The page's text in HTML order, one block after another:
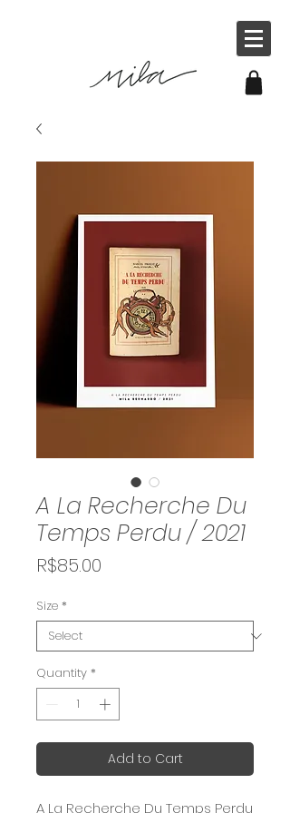
A La Recherche Du
Temps Perdu / 2021
R$85.00
Size *
Quantity *
Add to Cart
A La Recherche Du Temps Perdu